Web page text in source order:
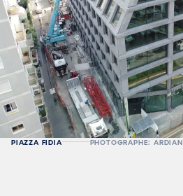
PIAZZA FIDIA PHOTOGRAPHE: ARDIAN